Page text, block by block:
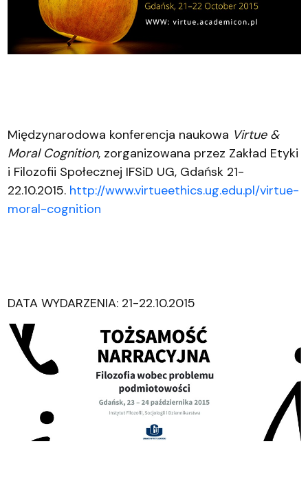
Międzynarodowa konferencja naukowa Virtue &
Moral Cognition, zorganizowana przez Zakład Etyki
i Filozofii Społecznej IFSiD UG, Gdańsk 21-
22.10.2015. http://www.virtueethics.ug.edu.pl/virtue-
moral-cognition
DATA WYDARZENIA: 21-22.10.2015